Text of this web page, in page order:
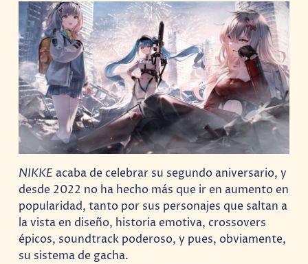
NIKKE acaba de celebrar su segundo aniversario, y
desde 2022 no ha hecho más que ir en aumento en
popularidad, tanto por sus personajes que saltan a
la vista en diseño, historia emotiva, crossovers
épicos, soundtrack poderoso, y pues, obviamente,
su sistema de gacha.